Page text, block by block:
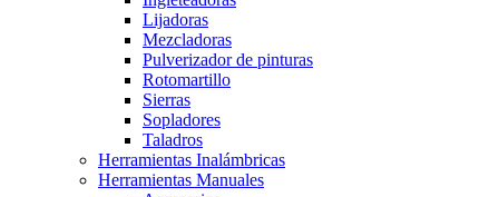
Lijadoras
Mezcladoras
Pulverizador de pinturas
Rotomartillo
Sierras
Sopladores
Taladros
Herramientas Inalámbricas
Herramientas Manuales